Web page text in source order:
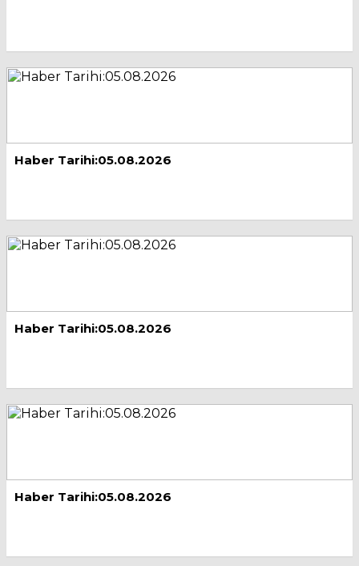
Haber Tarihi:05.08.2026
Haber Tarihi:05.08.2026
Haber Tarihi:05.08.2026